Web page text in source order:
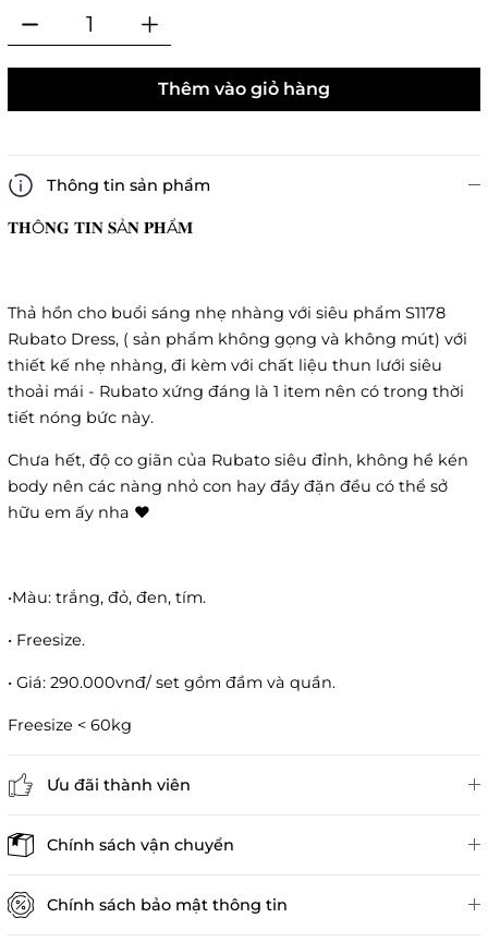
Thêm vào giỏ hàng
Thông tin sản phẩm
𝐓𝐇Ô𝐍𝐆 𝐓𝐈𝐍 𝐒Ả𝐍 𝐏𝐇Ẩ𝐌
Thả hồn cho buổi sáng nhẹ nhàng với siêu phẩm S1178
Rubato Dress, ( sản phẩm không gọng và không mút) với
thiết kế nhẹ nhàng, đi kèm với chất liệu thun lưới siêu
thoải mái - Rubato xứng đáng là 1 item nên có trong thời
tiết nóng bức này.
Chưa hết, độ co giãn của Rubato siêu đỉnh, không hề kén
body nên các nàng nhỏ con hay đầy đặn đều có thể sở
hữu em ấy nha ♥️
•Màu: trắng, đỏ, đen, tím.
• Freesize.
• Giá: 290.000vnđ/ set gồm đầm và quần.
Freesize < 60kg
Ưu đãi thành viên
Chính sách vận chuyển
Chính sách bảo mật thông tin